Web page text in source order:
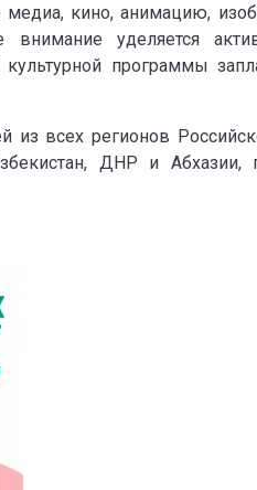
кино, анимацию,
внимание уделяется
программы
из всех регионов
ДНР и Абхазии,